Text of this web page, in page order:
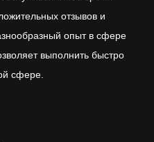
отзывов и
опыт в сфере
выполнить быстро
сфере.